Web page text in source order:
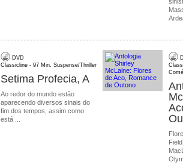
DVD
Classicline - 97 Min. Suspense/Thriller
Setima Profecia, A
Ao redor do mundo estão
aparecendo diversos sinais do
fim dos tempos, assim como
está ...